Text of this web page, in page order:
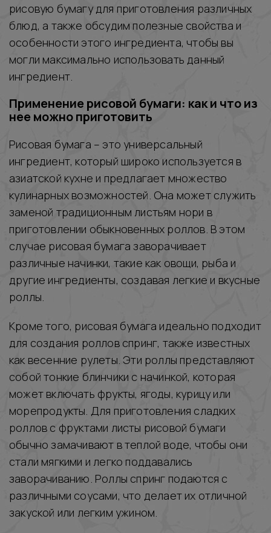
рисовую бумагу для приготовления различных
блюд, а также обсудим полезные свойства и
особенности этого ингредиента, чтобы вы
могли максимально использовать данный
ингредиент.
Применение рисовой бумаги: как и что из
нее можно приготовить
Рисовая бумага – это универсальный
ингредиент, который широко используется в
азиатской кухне и предлагает множество
кулинарных возможностей. Она может служить
заменой традиционным листьям нори в
приготовлении обыкновенных роллов. В этом
случае рисовая бумага заворачивает
различные начинки, такие как овощи, рыба и
другие ингредиенты, создавая легкие и вкусные
роллы.
Кроме того, рисовая бумага идеально подходит
для создания роллов спринг, также известных
как весенние рулеты. Эти роллы представляют
собой тонкие блинчики с начинкой, которая
может включать фрукты, ягоды, курицу или
морепродукты. Для приготовления сладких
роллов с фруктами листы рисовой бумаги
обычно замачивают в теплой воде, чтобы они
стали мягкими и легко поддавались
заворачиванию. Роллы спринг подаются с
различными соусами, что делает их отличной
закуской или легким ужином.